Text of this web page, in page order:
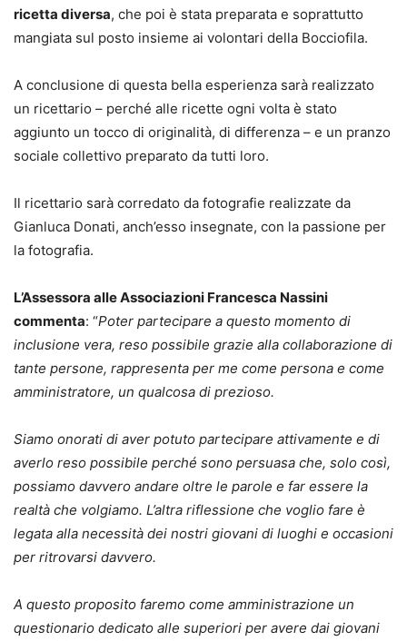
ricetta diversa, che poi è stata preparata e soprattutto
mangiata sul posto insieme ai volontari della Bocciofila.
A conclusione di questa bella esperienza sarà realizzato
un ricettario – perché alle ricette ogni volta è stato
aggiunto un tocco di originalità, di differenza – e un pranzo
sociale collettivo preparato da tutti loro.
Il ricettario sarà corredato da fotografie realizzate da
Gianluca Donati, anch’esso insegnate, con la passione per
la fotografia.
L’Assessora alle Associazioni Francesca Nassini
commenta: “Poter partecipare a questo momento di
inclusione vera, reso possibile grazie alla collaborazione di
tante persone, rappresenta per me come persona e come
amministratore, un qualcosa di prezioso.
Siamo onorati di aver potuto partecipare attivamente e di
averlo reso possibile perché sono persuasa che, solo così,
possiamo davvero andare oltre le parole e far essere la
realtà che volgiamo. L’altra riflessione che voglio fare è
legata alla necessità dei nostri giovani di luoghi e occasioni
per ritrovarsi davvero.
A questo proposito faremo come amministrazione un
questionario dedicato alle superiori per avere dai giovani